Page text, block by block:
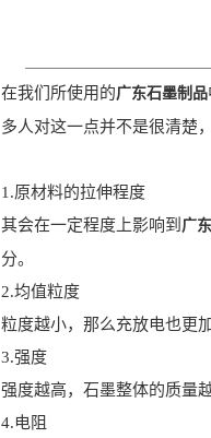
在我们所使用的广东石墨制品
多人对这一点并不是很清楚
1.原材料的拉伸程度
其会在一定程度上影响到 广
分。
2.均值粒度
粒度越小，那么充放电也更
3.强度
强度越高，石墨整体的质量
4.电阻